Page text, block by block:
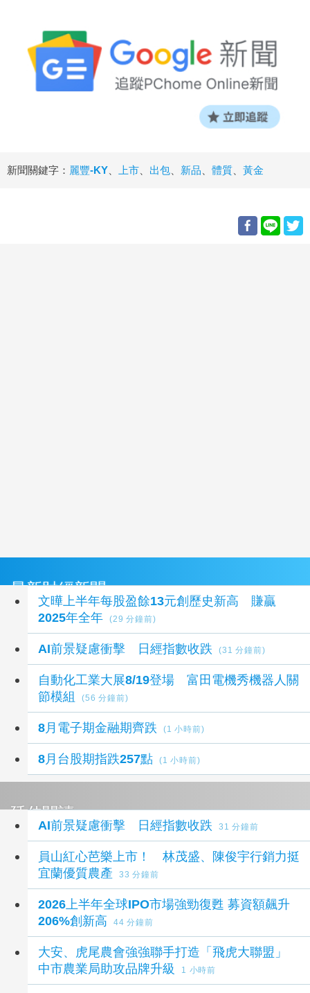
新聞關鍵字： 麗豐-KY 上市 出包 新品 體質 黃金
最新財經新聞
文曄上半年每股盈餘13元創歷史新高 賺贏
2025年全年
(29 分鐘前)
AI前景疑慮衝擊 日經指數收跌 (31 分鐘前)
自動化工業大展8/19登場 富田電機秀機器人關
節模組
(56 分鐘前)
8月電子期金融期齊跌 (1 小時前)
8月台股期指跌257點 (1 小時前)
延伸閱讀
AI前景疑慮衝擊 日經指數收跌 31 分鐘前
員山紅心芭樂上市！ 林茂盛、陳俊宇行銷力挺
宜蘭優質農產
33 分鐘前
2026上半年全球IPO市場強勁復甦 募資額飆升
206%創新高
44 分鐘前
大安、虎尾農會強強聯手打造「飛虎大聯盟」
中市農業局助攻品牌升級
1 小時前